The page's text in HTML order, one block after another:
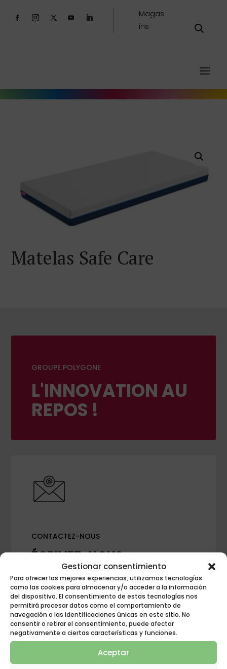
Gestionar consentimiento
Para ofrecer las mejores experiencias, utilizamos tecnologías
como las cookies para almacenar y/o acceder a la información
del dispositivo. El consentimiento de estas tecnologías nos
permitirá procesar datos como el comportamiento de
navegación o las identificaciones únicas en este sitio. No
consentir o retirar el consentimiento, puede afectar
negativamente a ciertas características y funciones.
Aceptar
Magas
ins
Matelas Safe Care
GROUPE POLYGONE
L'INNOVATION AU
REPOS !
CONTACTEZ-NOUS
ÉCRIVEZ-NOUS